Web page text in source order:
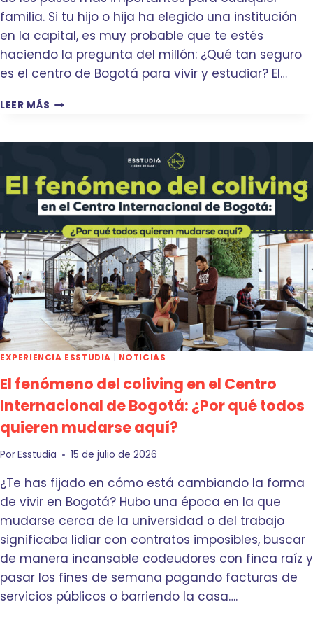
familia. Si tu hijo o hija ha elegido una institución
en la capital, es muy probable que te estés
haciendo la pregunta del millón: ¿Qué tan seguro
es el centro de Bogotá para vivir y estudiar? El…
LEER MÁS ¿
C
T
R
O
D
E
B
O
G
O
T
Á
E
S
G
U
O
A
R
M
I
H
I
O
EXPERIENCIA ESSTUDIA NOTICIAS
El fenómeno del coliving en el Centro
Internacional de Bogotá: ¿Por qué todos
quieren mudarse aquí?
PorEsstudia 15 de julio de 2026
¿Te has fijado en cómo está cambiando la forma
de vivir en Bogotá? Hubo una época en la que
mudarse cerca de la universidad o del trabajo
significaba lidiar con contratos imposibles, buscar
de manera incansable codeudores con finca raíz y
pasar los fines de semana pagando facturas de
servicios públicos o barriendo la casa….